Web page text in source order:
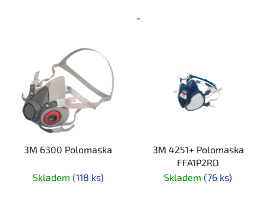
-
3M 6300 Polomaska
Skladem (118 ks)
3M 4251+ Polomaska
FFA1P2RD
Skladem (76 ks)